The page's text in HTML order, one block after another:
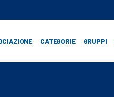
CATEGORIE GRUPPI